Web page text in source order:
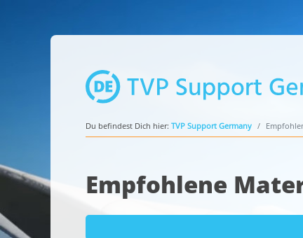
Du befindest Dich hier: TVP Support Germany
Empfohlene